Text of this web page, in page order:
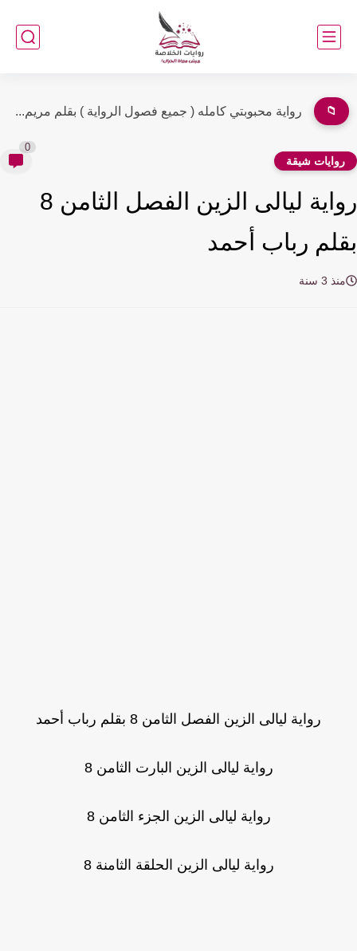
📁 رواية محبوبتي الفصل الرابع 4 بقلم مريم أحمد
شيقة
رواية ليالى الزين الفصل الثامن 8
رباب أحمد
3 سنة
رواية ليالى الزين الفصل الثامن 8 بقلم رباب أحمد
رواية ليالى الزين البارت الثامن 8
رواية ليالى الزين الجزء الثامن 8
رواية ليالى الزين الحلقة الثامنة 8